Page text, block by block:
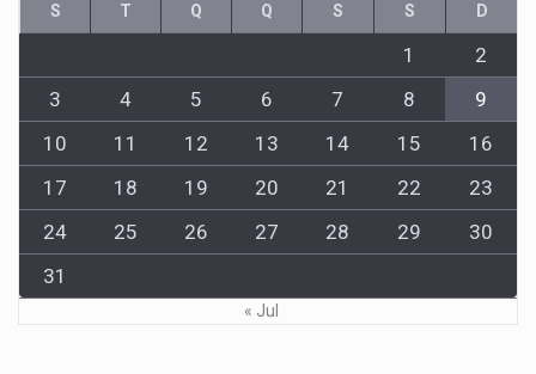
S T Q Q S S D
1
2
3
4 5 6 7 8
9
10
11 12 13 14 15
16
17
18 19 20 21 22
23
24
25 26 27 28 29
30
31
« Jul